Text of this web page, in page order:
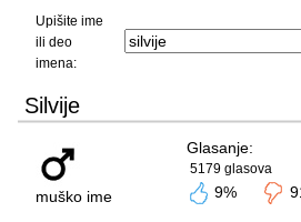
Upišite ime
ili deo
imena:
Silvije
muško ime
Glasanje:
5179 glasova
9%